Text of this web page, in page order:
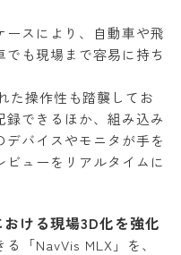
ースにより、自動車や飛
も現場まで容易に持ち
た操作性も踏襲してお
録できるほか、組み込み
バイスやモニタが手を
ューをリアルタイムに
ける現場3D化を強化
「NavVis MLX」を、